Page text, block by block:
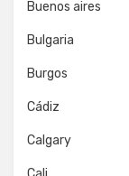
Buenos aires
Bulgaria
Burgos
Cádiz
Calgary